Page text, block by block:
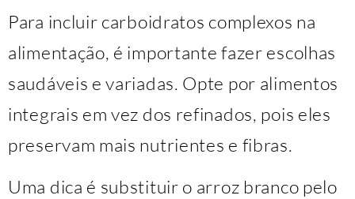
Para incluir carboidratos complexos na
alimentação, é importante fazer escolhas
saudáveis e variadas. Opte por alimentos
integrais em vez dos refinados, pois eles
preservam mais nutrientes e fibras.
Uma dica é substituir o arroz branco pelo